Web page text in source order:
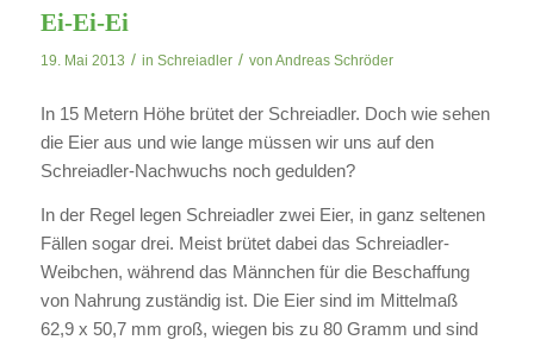
Ei-Ei-Ei
19. Mai 2013 / in Schreiadler / von Andreas Schröder
In 15 Metern Höhe brütet der Schreiadler. Doch wie sehen
die Eier aus und wie lange müssen wir uns auf den
Schreiadler-Nachwuchs noch gedulden?
In der Regel legen Schreiadler zwei Eier, in ganz seltenen
Fällen sogar drei. Meist brütet dabei das Schreiadler-
Weibchen, während das Männchen für die Beschaffung
von Nahrung zuständig ist. Die Eier sind im Mittelmaß
62,9 x 50,7 mm groß, wiegen bis zu 80 Gramm und sind